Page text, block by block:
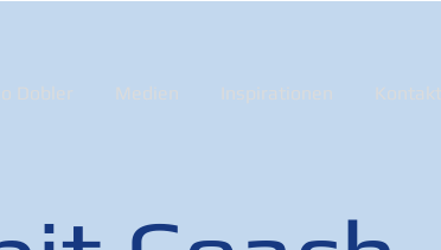
Dobler Medien Inspirationen Kontakt